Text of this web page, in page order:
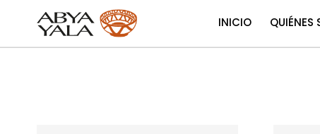
INICIO QUIÉNES